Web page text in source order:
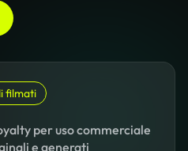
filmati
per uso commerciale
e generati